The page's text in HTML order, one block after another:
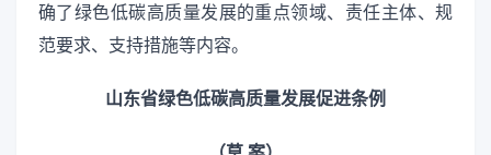
确了绿色低碳高质量发展的重点领域、责任主体、规
范要求、支持措施等内容。
山东省绿色低碳高质量发展促进条例